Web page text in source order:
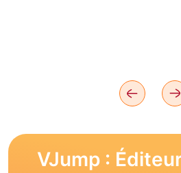
VJump :